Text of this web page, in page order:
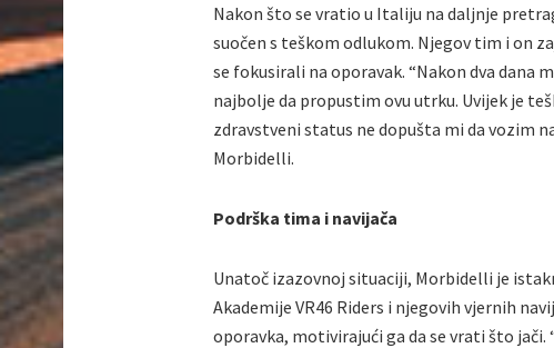
Nakon što se vratio u Italiju na daljnje
suočen s teškom odlukom. Njegov tim i on
se fokusirali na oporavak. “Nakon dva dana
najbolje da propustim ovu utrku. Uvijek je
zdravstveni status ne dopušta mi da vozim
Morbidelli.
Podrška tima i navijača
Unatoč izazovnoj situaciji, Morbidelli je
Akademije VR46 Riders i njegovih vjernih
oporavka, motivirajući ga da se vrati što